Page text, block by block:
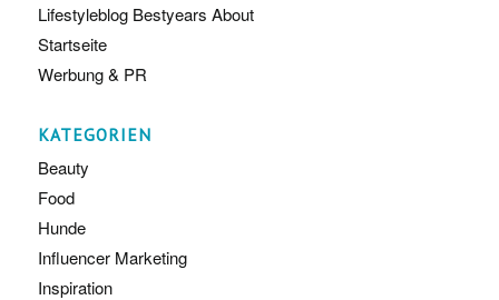
Lifestyleblog Bestyears About
Startseite
Werbung & PR
KATEGORIEN
Beauty
Food
Hunde
Influencer Marketing
Inspiration